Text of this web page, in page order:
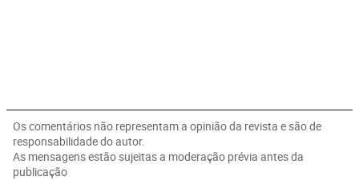
Os comentários não representam a opinião da revista e são de
responsabilidade do autor.
As mensagens estão sujeitas a moderação prévia antes da
publicação